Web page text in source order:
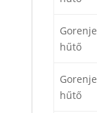
Gorenje
hűtő
Gorenje
hűtő